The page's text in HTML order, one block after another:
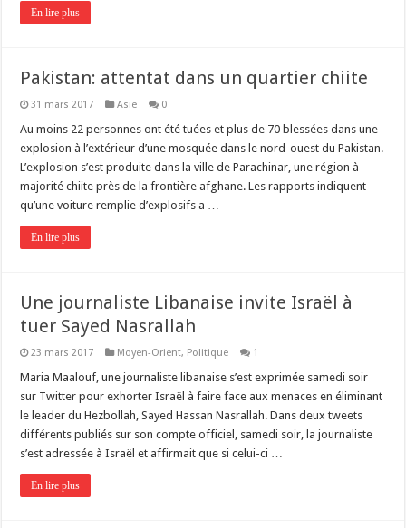
En lire plus
Pakistan: attentat dans un quartier chiite
31 mars 2017 Asie 0
Au moins 22 personnes ont été tuées et plus de 70 blessées dans une
explosion à l’extérieur d’une mosquée dans le nord-ouest du Pakistan.
L’explosion s’est produite dans la ville de Parachinar, une région à
majorité chiite près de la frontière afghane. Les rapports indiquent
qu’une voiture remplie d’explosifs a …
En lire plus
Une journaliste Libanaise invite Israël à
tuer Sayed Nasrallah
23 mars 2017 Moyen-Orient, Politique 1
Maria Maalouf, une journaliste libanaise s’est exprimée samedi soir
sur Twitter pour exhorter Israël à faire face aux menaces en éliminant
le leader du Hezbollah, Sayed Hassan Nasrallah. Dans deux tweets
différents publiés sur son compte officiel, samedi soir, la journaliste
s’est adressée à Israël et affirmait que si celui-ci …
En lire plus